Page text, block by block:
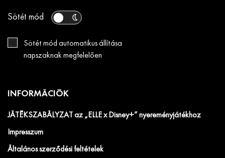
Sötét mód
Sötét mód automatikus állítása
napszaknak megfelelően
INFORMÁCIÓK
JÁTÉKSZABÁLYZAT az „ELLE x Disney+” nyereményjátékhoz
Impresszum
Általános szerződési feltételek